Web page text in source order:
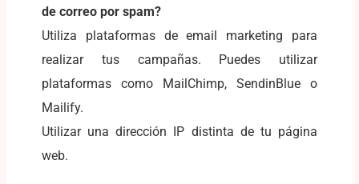
de correo por spam?
Utiliza plataformas de email marketing para
realizar tus campañas. Puedes utilizar
plataformas como MailChimp, SendinBlue o
Mailify.
Utilizar una dirección IP distinta de tu página
web.